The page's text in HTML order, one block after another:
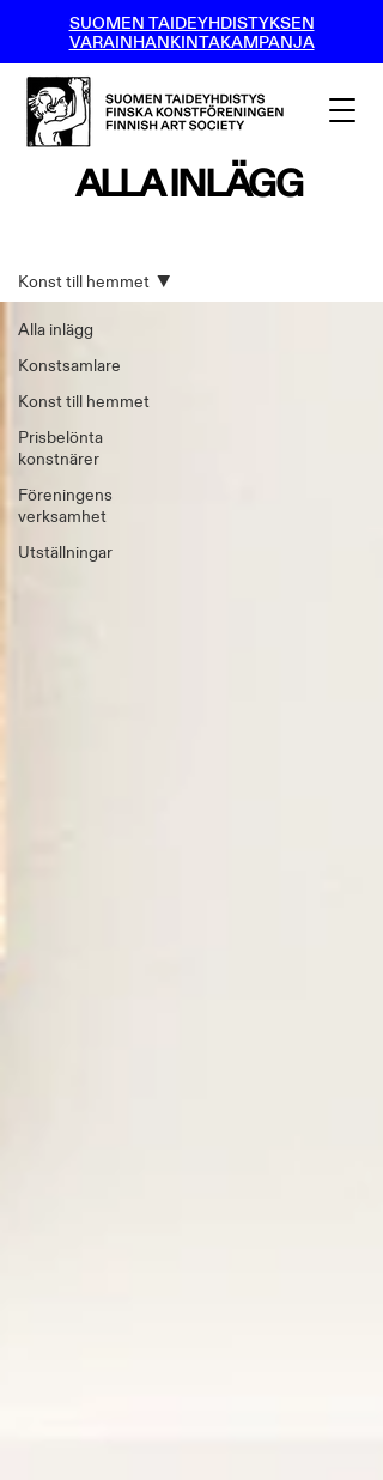
SUOMEN TAIDEYHDISTYKSEN
VARAINHANKINTAKAMPANJA
ALLA INLÄGG
Alla inlägg
Konstsamlare
Konst till hemmet
Prisbelönta
konstnärer
Föreningens
verksamhet
Utställningar
Konst till hemmet